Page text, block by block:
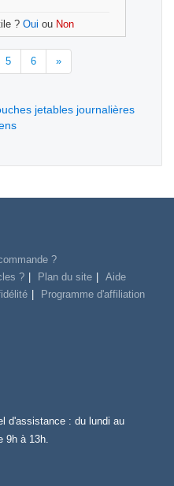
? Oui ou Non
5 6 »
jetables journalières
?
?
Plan du site
Aide
Programme d'affiliation
d'assistance : du lundi au
9h à 13h.